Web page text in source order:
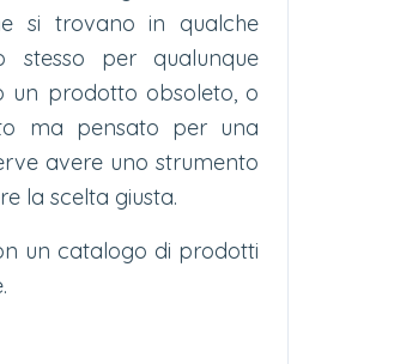
si trovano in qualche
stesso per qualunque
un prodotto obsoleto, o
ma pensato per una
avere uno strumento
la scelta giusta.
un catalogo di prodotti